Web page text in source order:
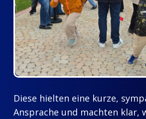
Diese hielten eine kurze,
Ansprache und machten klar,